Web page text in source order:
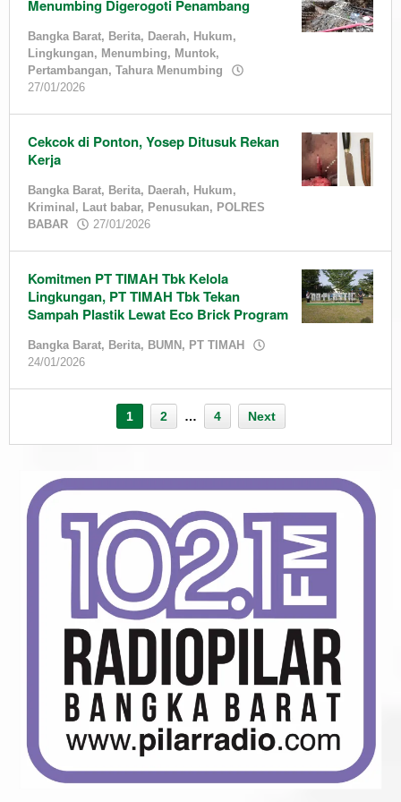
Menumbing Digerogoti Penambang
Bangka Barat, Berita, Daerah, Hukum,
Lingkungan, Menumbing, Muntok,
Pertambangan, Tahura Menumbing
27/01/2026
Cekcok di Ponton, Yosep Ditusuk Rekan
Kerja
Bangka Barat, Berita, Daerah, Hukum,
Kriminal , Laut babar, Penusukan, POLRES
BABAR
27/01/2026
Komitmen PT TIMAH Tbk Kelola
Lingkungan, PT TIMAH Tbk Tekan
Sampah Plastik Lewat Eco Brick Program
Bangka Barat, Berita, BUMN , PT TIMAH
24/01/2026
1 2 … 4 Next